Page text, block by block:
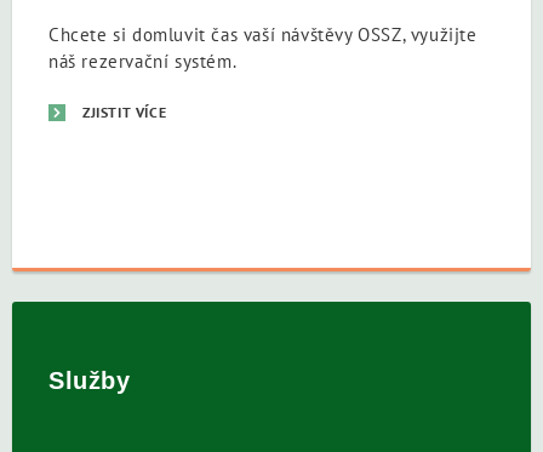
Chcete si domluvit čas vaší návštěvy OSSZ, využijte
náš rezervační systém.
ZJISTIT VÍCE
Služby